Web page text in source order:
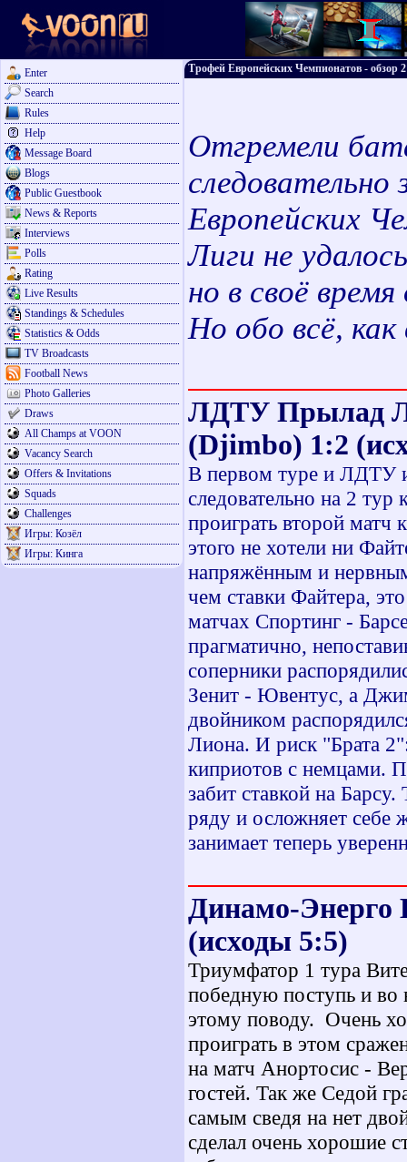
Enter
Search
Rules
Help
Message Board
Blogs
Public Guestbook
News & Reports
Interviews
Polls
Rating
Live Results
Standings & Schedules
Statistics & Odds
TV Broadcasts
Football News
Photo Galleries
Draws
All Champs at VOON
Vacancy Search
Offers & Invitations
Squads
Challenges
Игры: Козёл
Игры: Кинга
Трофей Европейских Чемпионатов - обзор
Отгремели
Европейских
Лиги не
но в своё
Но обо всё, как
ЛДТУ Прылад
(Djimbo) 1:2
В первом туре и ЛДТУ
следовательно на 2 тур
проиграть второй матч
этого не хотели ни
напряжённым и
чем ставки Файтера,
матчах Спортинг -
прагматично,
соперники
Зенит - Ювентус, а
двойником
Лиона. И риск "Брата
киприотов с немцами.
забит ставкой на
ряду и осложняет себе
занимает теперь
Динамо-Энерго
(исходы 5:5)
Триумфатор 1 тура
победную поступь и
этому поводу. Очень
проиграть в этом
на матч Анортосис -
гостей. Так же Седой
самым сведя на нет
сделал очень хорошие